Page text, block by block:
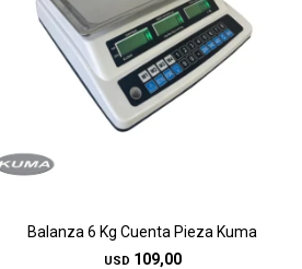
Balanza 6 Kg Cuenta Pieza Kuma
USD 109,00